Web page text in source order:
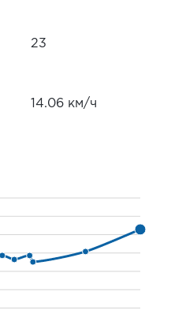
23
14.06 км/ч